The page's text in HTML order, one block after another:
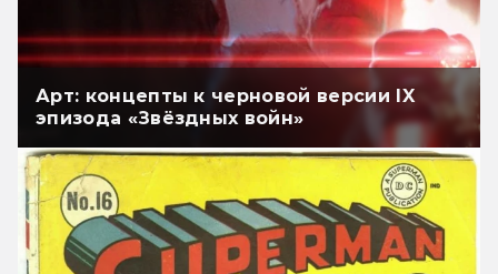
Арт: концепты к черновой версии IX
эпизода «Звёздных войн»